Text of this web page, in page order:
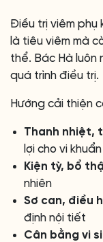
Điều trị viêm
là tiêu viêm mà
thể. Bác Hà luôn
quá trình điều trị.
Hướng cải thiện
Thanh nhiệt,
lợi cho vi
Kiện tỳ, bổ
nhiên
Sơ can, điều
định nội tiết
Cân bằng vi